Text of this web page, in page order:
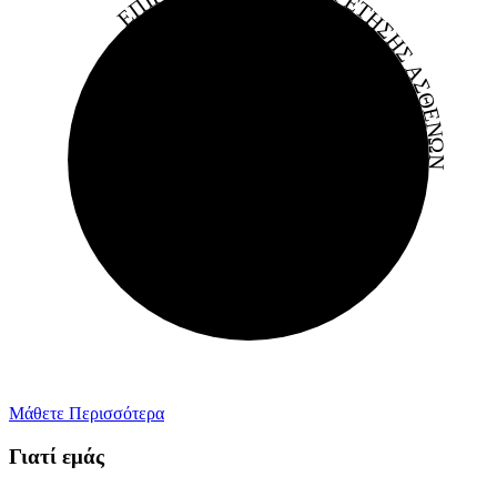
ΕΠΙΚΕΦΑΛΗΣ ΕΞΥΠΗΡΕΤΗΣΗΣ ΑΣΘΕΝΩΝ
Μάθετε Περισσότερα
Γιατί εμάς